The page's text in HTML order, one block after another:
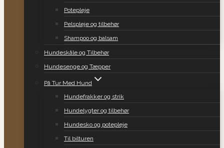
Potepleje
Pelspleje og tilbehør
Shampoo og balsam
Hundeskåle og Tilbehør
Hundesenge og Tæpper
På Tur Med Hund
Hundefrakker og strik
Hundelygter og tilbehør
Hundesko og potepleje
Til bilturen